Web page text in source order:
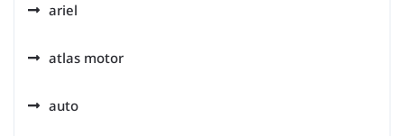
ariel
atlas motor
auto